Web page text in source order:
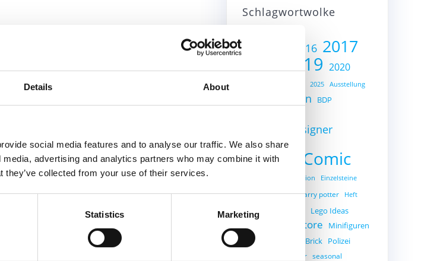
Details About
social media features and to analyse our traffic. We also share
advertising and analytics partners who may combine it with
they’ve collected from your use of their services.
Statistics Marketing
her. Und heute feiert unser
Behind the Scenes zu den
Schlagwortwolke
2016 2017
2019 2020
2025 Ausstellung
Batman BDP
Bricklink Designer
Programm
Bricks City Comic
Education Einzelsteine
Gratisset harry potter Heft
Ideas Lego Ideas
Legostore Minifiguren
MOC Pick a Brick Polizei
Roboter seasonal